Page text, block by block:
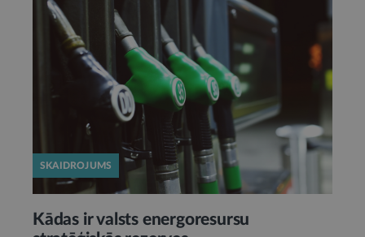
SKAIDROJUMS
Kādas ir valsts energoresursu